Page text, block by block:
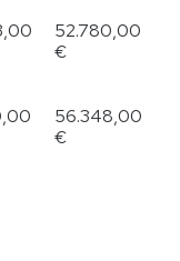
52.780,00
€
56.348,00
€